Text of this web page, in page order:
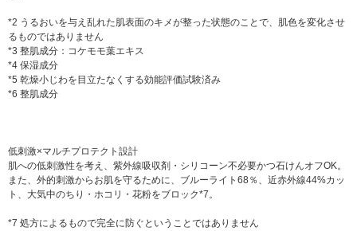
*2 うるおいを与え乱れた肌表面のキメが整った状態のことで、肌色を変化させ
るものではありません
*3 整肌成分：コケモモ葉エキス
*4 保湿成分
*5 乾燥小じわを目立たなくする効能評価試験済み
*6 整肌成分
低刺激×マルチプロテクト設計
肌への低刺激性を考え、紫外線吸収剤・シリコーン不必要かつ石けんオフOK。
また、外的刺激からお肌を守るために、ブルーライト68％、近赤外線44%カッ
ト、大気中のちり・ホコリ・花粉をブロック*7。
*7 処方によるもので完全に防ぐということではありません